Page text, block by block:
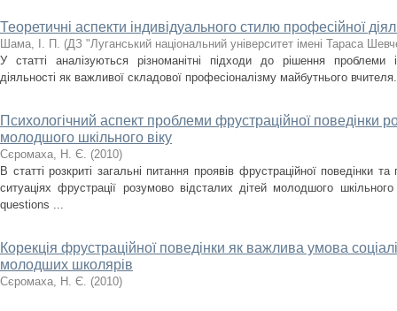
Теоретичні аспекти індивідуального стилю професійної
Шама, І. П. (ДЗ "Луганський національний університет імені Тараса
У статті аналізуються різноманітні підходи до рішення проблеми
діяльності як важливої складової професіоналізму майбутнього
Психологічний аспект проблеми фрустраційної поведінки
молодшого шкільного віку
Сєромаха, Н. Є. (2010)
В статті розкриті загальні питання проявів фрустраційної поведінки та
ситуаціях фрустрації розумово відсталих дітей молодшого
questions ...
Корекція фрустраційної поведінки як важлива умова
молодших школярів
Сєромаха, Н. Є. (2010)